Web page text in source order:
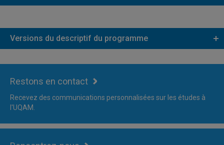
Versions du descriptif du programme
Restons en contact
Recevez des communications personnalisées sur les études à
l'UQAM.